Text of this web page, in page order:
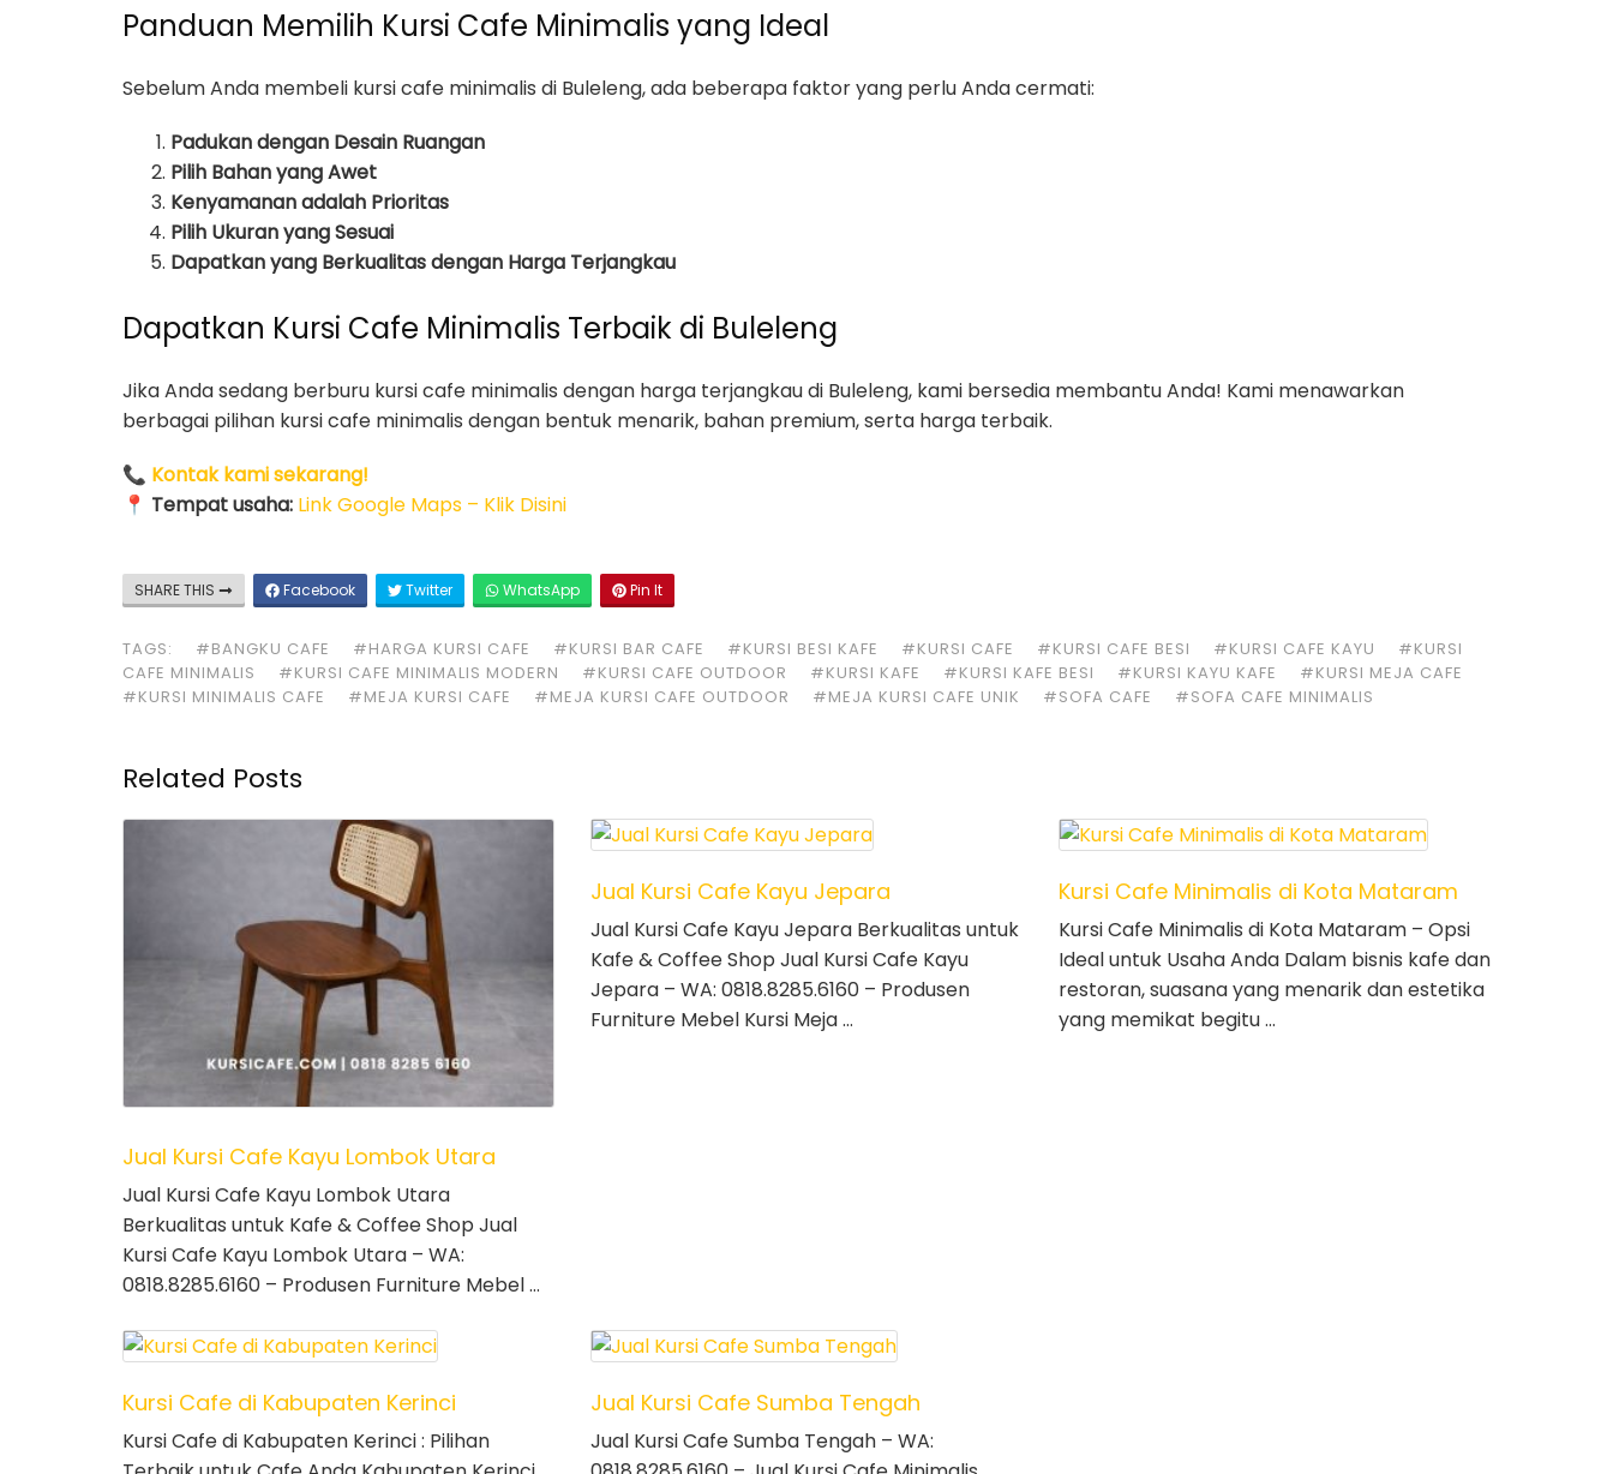
Panduan Memilih Kursi Cafe Minimalis yang Ideal
Sebelum Anda membeli kursi cafe minimalis di Buleleng, ada beberapa faktor yang perlu Anda cermati:
Padukan dengan Desain Ruangan
Pilih Bahan yang Awet
Kenyamanan adalah Prioritas
Pilih Ukuran yang Sesuai
Dapatkan yang Berkualitas dengan Harga Terjangkau
Dapatkan Kursi Cafe Minimalis Terbaik di Buleleng
Jika Anda sedang berburu kursi cafe minimalis dengan harga terjangkau di Buleleng, kami bersedia membantu Anda! Kami menawarkan
berbagai pilihan kursi cafe minimalis dengan bentuk menarik, bahan premium, serta harga terbaik.
📞 Kontak kami sekarang!
📍 Tempat usaha: Link Google Maps – Klik Disini
SHARE THIS Facebook Twitter WhatsApp Pin It
TAGS: #BANGKU CAFE #HARGA KURSI CAFE #KURSI BAR CAFE #KURSI BESI KAFE #KURSI CAFE #KURSI CAFE BESI #KURSI CAFE KAYU
#KURSI
CAFE MINIMALIS
#KURSI CAFE MINIMALIS MODERN #KURSI CAFE OUTDOOR #KURSI KAFE #KURSI KAFE BESI #KURSI KAYU KAFE
#KURSI MEJA CAFE
#KURSI MINIMALIS CAFE
#MEJA KURSI CAFE #MEJA KURSI CAFE OUTDOOR #MEJA KURSI CAFE UNIK #SOFA CAFE #SOFA CAFE MINIMALIS
Related Posts
Jual Kursi Cafe Kayu Lombok Utara
Jual Kursi Cafe Kayu Lombok Utara
Berkualitas untuk Kafe & Coffee Shop Jual
Kursi Cafe Kayu Lombok Utara – WA:
0818.8285.6160 – Produsen Furniture Mebel …
Jual Kursi Cafe Kayu Jepara
Jual Kursi Cafe Kayu Jepara Berkualitas untuk
Kafe & Coffee Shop Jual Kursi Cafe Kayu
Jepara – WA: 0818.8285.6160 – Produsen
Furniture Mebel Kursi Meja …
Kursi Cafe Minimalis di Kota Mataram
Kursi Cafe Minimalis di Kota Mataram – Opsi
Ideal untuk Usaha Anda Dalam bisnis kafe dan
restoran, suasana yang menarik dan estetika
yang memikat begitu …
Kursi Cafe di Kabupaten Kerinci
Kursi Cafe di Kabupaten Kerinci : Pilihan
Jual Kursi Cafe Sumba Tengah
Jual Kursi Cafe Sumba Tengah – WA: